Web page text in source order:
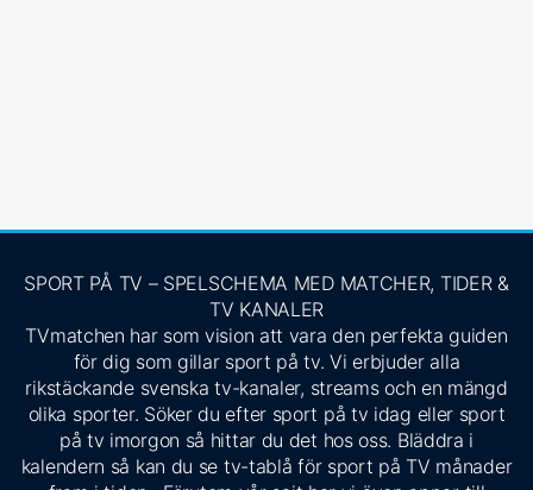
SPORT PÅ TV – SPELSCHEMA MED MATCHER, TIDER &
TV KANALER
TVmatchen har som vision att vara den perfekta guiden
för dig som gillar sport på tv. Vi erbjuder alla
rikstäckande svenska tv-kanaler, streams och en mängd
olika sporter. Söker du efter sport på tv idag eller sport
på tv imorgon så hittar du det hos oss. Bläddra i
kalendern så kan du se tv-tablå för sport på TV månader